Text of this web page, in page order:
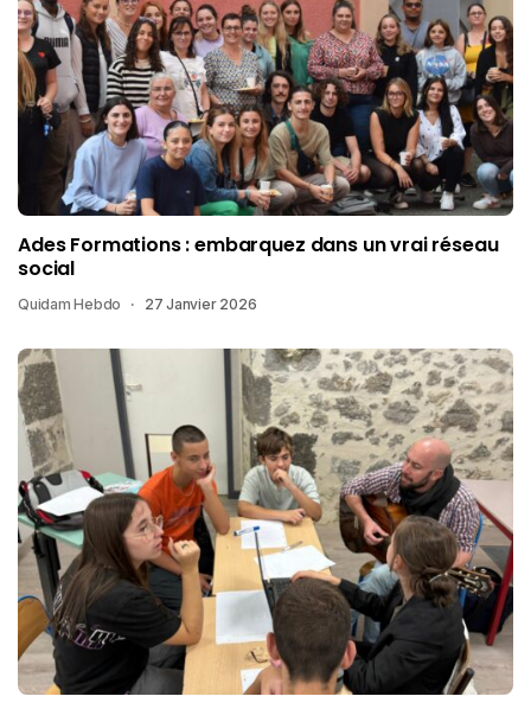
Ades Formations : embarquez dans un vrai réseau
social
Quidam Hebdo 27 Janvier 2026